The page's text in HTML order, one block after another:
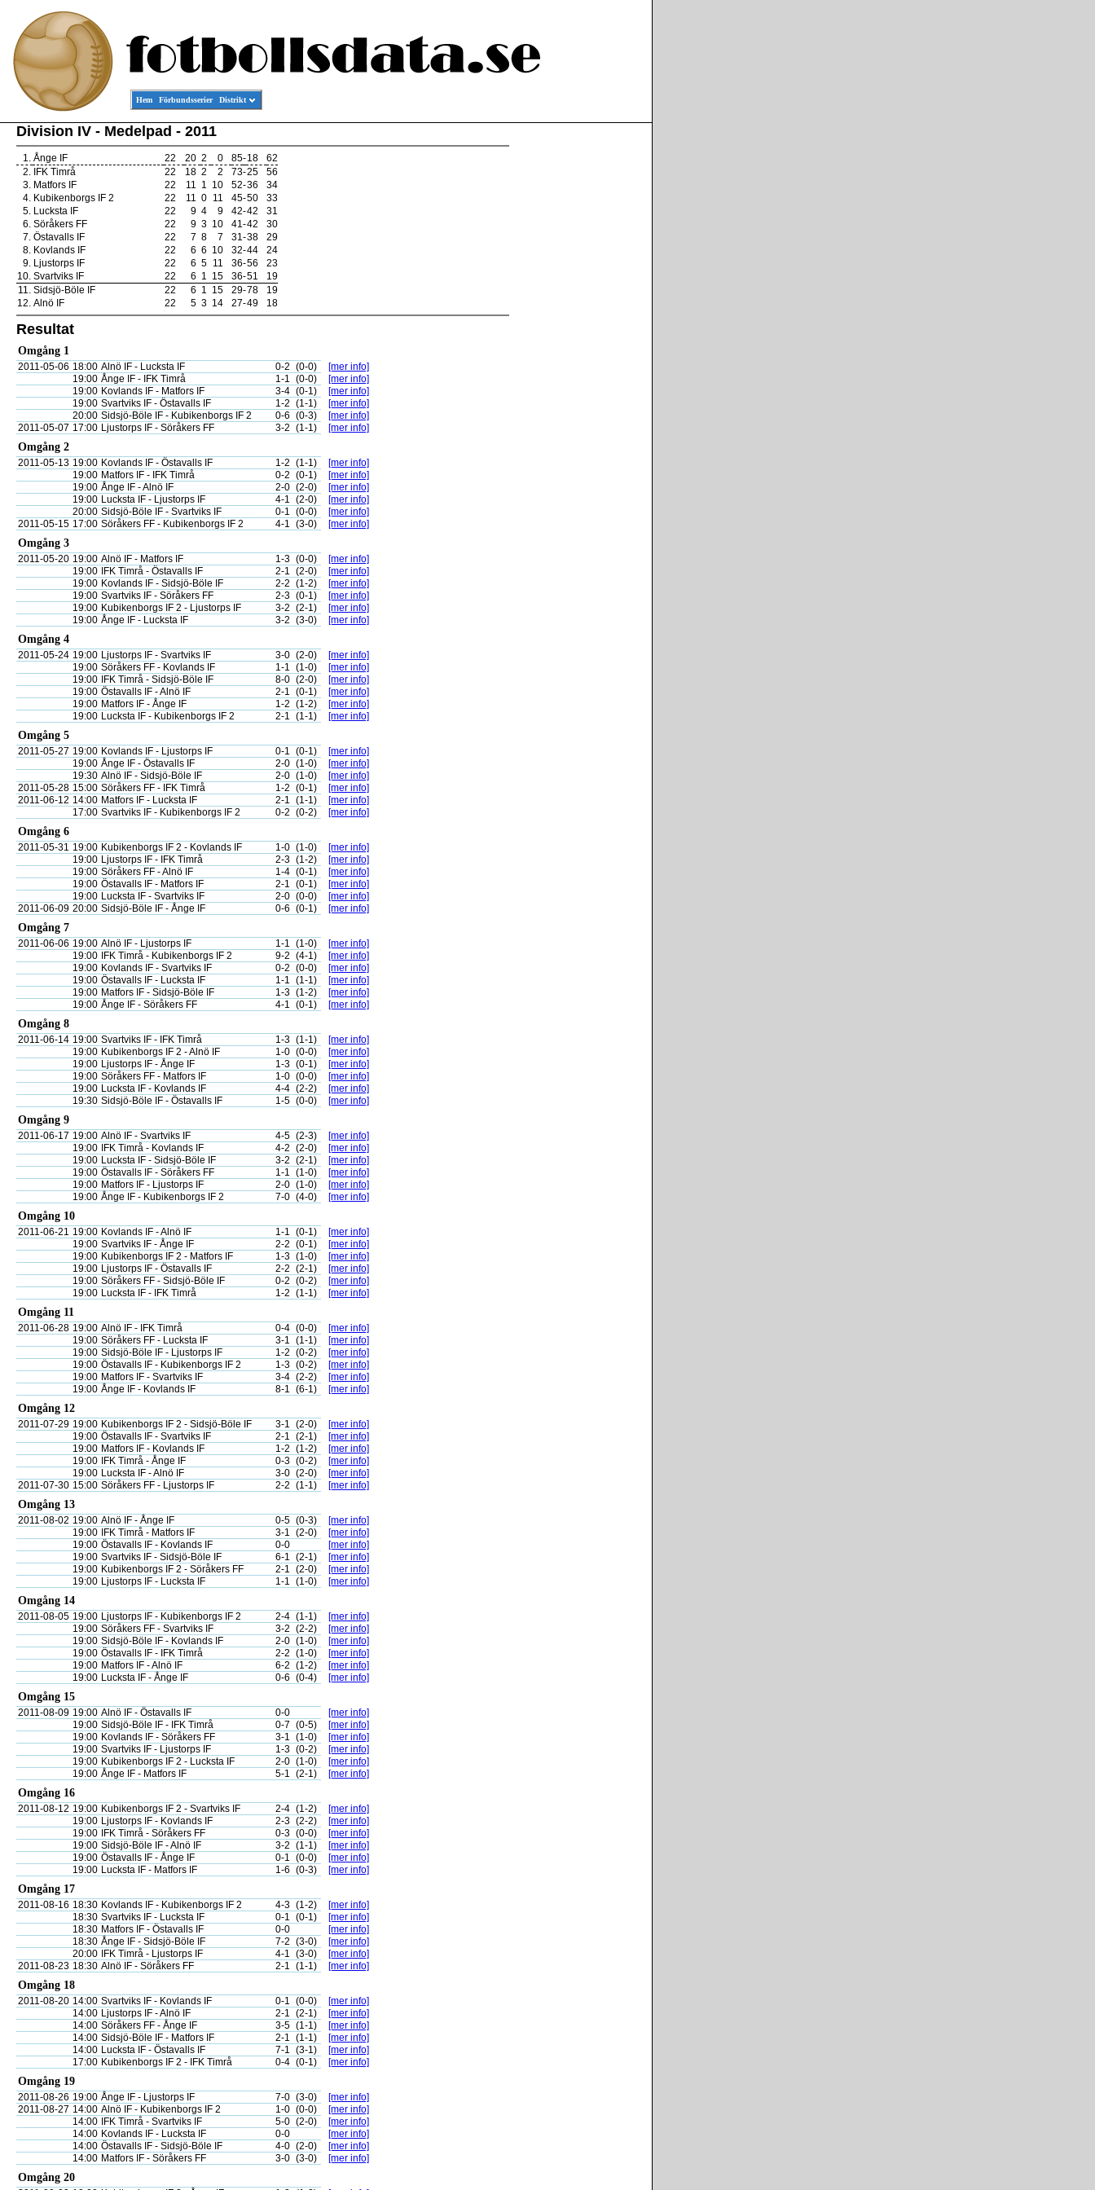
Hem Förbundsserier Distrikt
Division IV - Medelpad - 2011
1. Ånge IF 22 20 2 0 85-18
62
2. IFK Timrå 22 18 2 2 73-25
56
3. Matfors IF 22 11 1 10 52-36
34
4. Kubikenborgs IF 2 22 11 0 11 45-50
33
5. Lucksta IF 22 9 4 9 42-42
31
6. Söråkers FF 22 9 3 10 41-42
30
7. Östavalls IF 22 7 8 7 31-38
29
8. Kovlands IF 22 6 6 10 32-44
24
9. Ljustorps IF 22 6 5 11 36-56
23
10. Svartviks IF 22 6 1 15 36-51
19
11. Sidsjö-Böle IF 22 6 1 15 29-78
19
12. Alnö IF 22 5 3 14 27-49 18
Resultat
Omgång 1
2011-05-06 18:00 Alnö IF - Lucksta IF 0-2 (0-0)
[mer info]
19:00 Ånge IF - IFK Timrå 1-1 (0-0)
[mer info]
19:00 Kovlands IF - Matfors IF 3-4 (0-1)
[mer info]
19:00 Svartviks IF - Östavalls IF 1-2 (1-1)
[mer info]
20:00 Sidsjö-Böle IF - Kubikenborgs IF 2 0-6 (0-3)
[mer info]
2011-05-07 17:00 Ljustorps IF - Söråkers FF 3-2 (1-1) [mer info]
Omgång 2
2011-05-13 19:00 Kovlands IF - Östavalls IF 1-2 (1-1)
[mer info]
19:00 Matfors IF - IFK Timrå 0-2 (0-1)
[mer info]
19:00 Ånge IF - Alnö IF 2-0 (2-0)
[mer info]
19:00 Lucksta IF - Ljustorps IF 4-1 (2-0)
[mer info]
20:00 Sidsjö-Böle IF - Svartviks IF 0-1 (0-0)
[mer info]
2011-05-15 17:00 Söråkers FF - Kubikenborgs IF 2 4-1 (3-0) [mer info]
Omgång 3
2011-05-20 19:00 Alnö IF - Matfors IF 1-3 (0-0)
[mer info]
19:00
IFK Timrå - Östavalls IF 2-1 (2-0)
[mer info]
19:00 Kovlands IF - Sidsjö-Böle IF 2-2 (1-2)
[mer info]
19:00 Svartviks IF - Söråkers FF 2-3 (0-1)
[mer info]
19:00 Kubikenborgs IF 2 - Ljustorps IF 3-2 (2-1)
[mer info]
19:00 Ånge IF - Lucksta IF 3-2 (3-0) [mer info]
Omgång 4
2011-05-24 19:00 Ljustorps IF - Svartviks IF 3-0 (2-0)
[mer info]
19:00 Söråkers FF - Kovlands IF 1-1 (1-0)
[mer info]
19:00
IFK Timrå - Sidsjö-Böle IF 8-0 (2-0)
[mer info]
19:00 Östavalls IF - Alnö IF 2-1 (0-1)
[mer info]
19:00 Matfors IF - Ånge IF 1-2 (1-2)
[mer info]
19:00 Lucksta IF - Kubikenborgs IF 2 2-1 (1-1) [mer info]
Omgång 5
2011-05-27 19:00 Kovlands IF - Ljustorps IF 0-1 (0-1)
[mer info]
19:00 Ånge IF - Östavalls IF 2-0 (1-0)
[mer info]
19:30 Alnö IF - Sidsjö-Böle IF 2-0 (1-0)
[mer info]
2011-05-28 15:00 Söråkers FF - IFK Timrå 1-2 (0-1)
[mer info]
2011-06-12 14:00 Matfors IF - Lucksta IF 2-1 (1-1)
[mer info]
17:00 Svartviks IF - Kubikenborgs IF 2 0-2 (0-2) [mer info]
Omgång 6
2011-05-31 19:00 Kubikenborgs IF 2 - Kovlands IF 1-0 (1-0)
[mer info]
19:00 Ljustorps IF - IFK Timrå 2-3 (1-2)
[mer info]
19:00 Söråkers FF - Alnö IF 1-4 (0-1)
[mer info]
19:00 Östavalls IF - Matfors IF 2-1 (0-1)
[mer info]
19:00 Lucksta IF - Svartviks IF 2-0 (0-0)
[mer info]
2011-06-09 20:00 Sidsjö-Böle IF - Ånge IF 0-6 (0-1) [mer info]
Omgång 7
2011-06-06 19:00 Alnö IF - Ljustorps IF 1-1 (1-0)
[mer info]
19:00
IFK Timrå - Kubikenborgs IF 2 9-2 (4-1)
[mer info]
19:00 Kovlands IF - Svartviks IF 0-2 (0-0)
[mer info]
19:00 Östavalls IF - Lucksta IF 1-1 (1-1)
[mer info]
19:00 Matfors IF - Sidsjö-Böle IF 1-3 (1-2)
[mer info]
19:00 Ånge IF - Söråkers FF 4-1 (0-1) [mer info]
Omgång 8
2011-06-14 19:00 Svartviks IF - IFK Timrå 1-3 (1-1)
[mer info]
19:00 Kubikenborgs IF 2 - Alnö IF 1-0 (0-0)
[mer info]
19:00 Ljustorps IF - Ånge IF 1-3 (0-1)
[mer info]
19:00 Söråkers FF - Matfors IF 1-0 (0-0)
[mer info]
19:00 Lucksta IF - Kovlands IF 4-4 (2-2)
[mer info]
19:30 Sidsjö-Böle IF - Östavalls IF 1-5 (0-0) [mer info]
Omgång 9
2011-06-17 19:00 Alnö IF - Svartviks IF 4-5 (2-3)
[mer info]
19:00
IFK Timrå - Kovlands IF 4-2 (2-0)
[mer info]
19:00 Lucksta IF - Sidsjö-Böle IF 3-2 (2-1)
[mer info]
19:00 Östavalls IF - Söråkers FF 1-1 (1-0)
[mer info]
19:00 Matfors IF - Ljustorps IF 2-0 (1-0)
[mer info]
19:00 Ånge IF - Kubikenborgs IF 2 7-0 (4-0) [mer info]
Omgång 10
2011-06-21 19:00 Kovlands IF - Alnö IF 1-1 (0-1)
[mer info]
19:00 Svartviks IF - Ånge IF 2-2 (0-1)
[mer info]
19:00 Kubikenborgs IF 2 - Matfors IF 1-3 (1-0)
[mer info]
19:00 Ljustorps IF - Östavalls IF 2-2 (2-1)
[mer info]
19:00 Söråkers FF - Sidsjö-Böle IF 0-2 (0-2)
[mer info]
19:00 Lucksta IF - IFK Timrå 1-2 (1-1) [mer info]
Omgång 11
2011-06-28 19:00 Alnö IF - IFK Timrå 0-4 (0-0)
[mer info]
19:00 Söråkers FF - Lucksta IF 3-1 (1-1)
[mer info]
19:00 Sidsjö-Böle IF - Ljustorps IF 1-2 (0-2)
[mer info]
19:00 Östavalls IF - Kubikenborgs IF 2 1-3 (0-2)
[mer info]
19:00 Matfors IF - Svartviks IF 3-4 (2-2)
[mer info]
19:00 Ånge IF - Kovlands IF 8-1 (6-1) [mer info]
Omgång 12
2011-07-29 19:00 Kubikenborgs IF 2 - Sidsjö-Böle IF 3-1 (2-0)
[mer info]
19:00 Östavalls IF - Svartviks IF 2-1 (2-1)
[mer info]
19:00 Matfors IF - Kovlands IF 1-2 (1-2)
[mer info]
19:00
IFK Timrå - Ånge IF 0-3 (0-2)
[mer info]
19:00 Lucksta IF - Alnö IF 3-0 (2-0)
[mer info]
2011-07-30 15:00 Söråkers FF - Ljustorps IF 2-2 (1-1) [mer info]
Omgång 13
2011-08-02 19:00 Alnö IF - Ånge IF 0-5 (0-3)
[mer info]
19:00
IFK Timrå - Matfors IF 3-1 (2-0)
[mer info]
19:00 Östavalls IF - Kovlands IF 0-0
[mer info]
19:00 Svartviks IF - Sidsjö-Böle IF 6-1 (2-1)
[mer info]
19:00 Kubikenborgs IF 2 - Söråkers FF 2-1 (2-0)
[mer info]
19:00 Ljustorps IF - Lucksta IF 1-1 (1-0) [mer info]
Omgång 14
2011-08-05 19:00 Ljustorps IF - Kubikenborgs IF 2 2-4 (1-1)
[mer info]
19:00 Söråkers FF - Svartviks IF 3-2 (2-2)
[mer info]
19:00 Sidsjö-Böle IF - Kovlands IF 2-0 (1-0)
[mer info]
19:00 Östavalls IF - IFK Timrå 2-2 (1-0)
[mer info]
19:00 Matfors IF - Alnö IF 6-2 (1-2)
[mer info]
19:00 Lucksta IF - Ånge IF 0-6 (0-4) [mer info]
Omgång 15
2011-08-09 19:00 Alnö IF - Östavalls IF 0-0
[mer info]
19:00 Sidsjö-Böle IF - IFK Timrå 0-7 (0-5)
[mer info]
19:00 Kovlands IF - Söråkers FF 3-1 (1-0)
[mer info]
19:00 Svartviks IF - Ljustorps IF 1-3 (0-2)
[mer info]
19:00 Kubikenborgs IF 2 - Lucksta IF 2-0 (1-0)
[mer info]
19:00 Ånge IF - Matfors IF 5-1 (2-1) [mer info]
Omgång 16
2011-08-12 19:00 Kubikenborgs IF 2 - Svartviks IF 2-4 (1-2)
[mer info]
19:00 Ljustorps IF - Kovlands IF 2-3 (2-2)
[mer info]
19:00
IFK Timrå - Söråkers FF 0-3 (0-0)
[mer info]
19:00 Sidsjö-Böle IF - Alnö IF 3-2 (1-1)
[mer info]
19:00 Östavalls IF - Ånge IF 0-1 (0-0)
[mer info]
19:00 Lucksta IF - Matfors IF 1-6 (0-3) [mer info]
Omgång 17
2011-08-16 18:30 Kovlands IF - Kubikenborgs IF 2 4-3 (1-2)
[mer info]
18:30 Svartviks IF - Lucksta IF 0-1 (0-1)
[mer info]
18:30 Matfors IF - Östavalls IF 0-0
[mer info]
18:30 Ånge IF - Sidsjö-Böle IF 7-2 (3-0)
[mer info]
20:00
IFK Timrå - Ljustorps IF 4-1 (3-0)
[mer info]
2011-08-23 18:30 Alnö IF - Söråkers FF 2-1 (1-1) [mer info]
Omgång 18
2011-08-20 14:00 Svartviks IF - Kovlands IF 0-1 (0-0)
[mer info]
14:00 Ljustorps IF - Alnö IF 2-1 (2-1)
[mer info]
14:00 Söråkers FF - Ånge IF 3-5 (1-1)
[mer info]
14:00 Sidsjö-Böle IF - Matfors IF 2-1 (1-1)
[mer info]
14:00 Lucksta IF - Östavalls IF 7-1 (3-1)
[mer info]
17:00 Kubikenborgs IF 2 - IFK Timrå 0-4 (0-1) [mer info]
Omgång 19
2011-08-26 19:00 Ånge IF - Ljustorps IF 7-0 (3-0)
[mer info]
2011-08-27 14:00 Alnö IF - Kubikenborgs IF 2 1-0 (0-0)
[mer info]
14:00
IFK Timrå - Svartviks IF 5-0 (2-0)
[mer info]
14:00 Kovlands IF - Lucksta IF 0-0
[mer info]
14:00 Östavalls IF - Sidsjö-Böle IF 4-0 (2-0)
[mer info]
14:00 Matfors IF - Söråkers FF 3-0 (3-0) [mer info]
Omgång 20